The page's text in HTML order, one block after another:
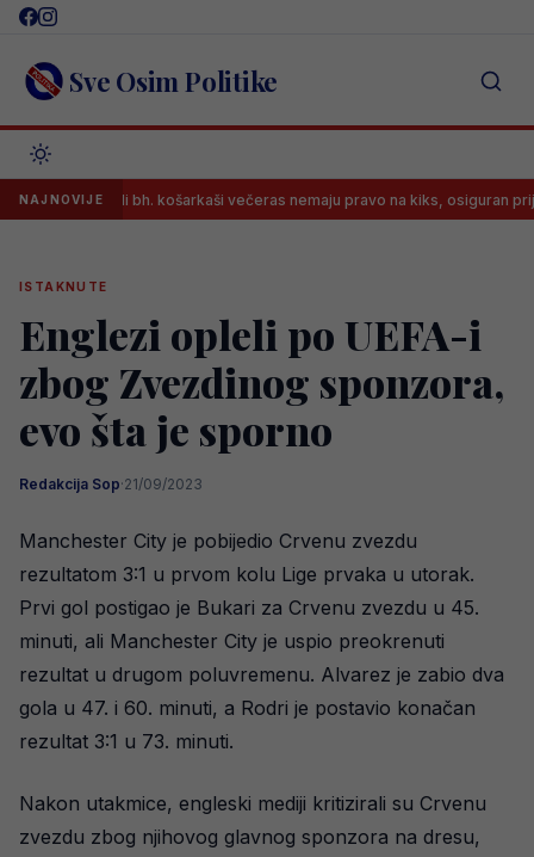
Skip
content Sve Osim Politike
NAJNOVIJE
Mladi bh. košarkaši večeras nemaju pravo na kiks, osiguran prijenos
ISTAKNUTE
Englezi opleli po UEFA-i
zbog Zvezdinog sponzora,
evo šta je sporno
Redakcija Sop·21/09/2023
Manchester City je pobijedio Crvenu zvezdu
rezultatom 3:1 u prvom kolu Lige prvaka u utorak.
Prvi gol postigao je Bukari za Crvenu zvezdu u 45.
minuti, ali Manchester City je uspio preokrenuti
rezultat u drugom poluvremenu. Alvarez je zabio dva
gola u 47. i 60. minuti, a Rodri je postavio konačan
rezultat 3:1 u 73. minuti.
Nakon utakmice, engleski mediji kritizirali su Crvenu
zvezdu zbog njihovog glavnog sponzora na dresu,